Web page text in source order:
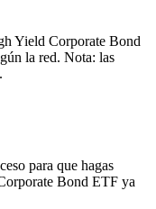
Yield Corporate Bond
la red. Nota: las
para que hagas
Bond ETF ya